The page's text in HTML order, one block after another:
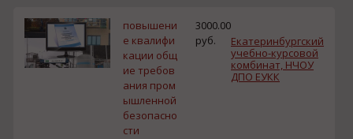
повышени
е квалифи
кации общ
ие требов
ания пром
ышленной
безопасно
сти
3000.00
руб.
Екатеринбургский
учебно-курсовой
комбинат, НЧОУ
ДПО ЕУКК